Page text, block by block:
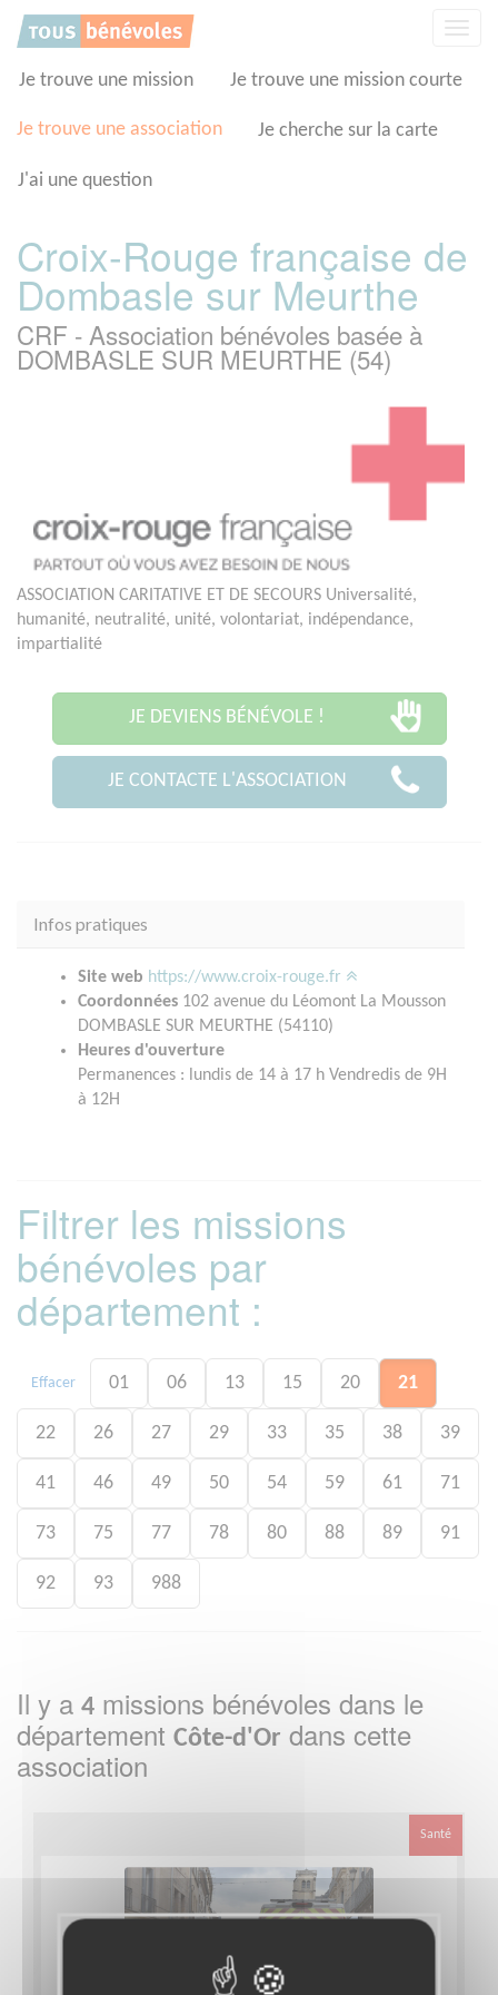
Je trouve une mission Je trouve une mission courte
Je trouve une association Je cherche sur la carte
J'ai une question
Croix-Rouge française de
Dombasle sur Meurthe
CRF - Association bénévoles basée à
DOMBASLE SUR MEURTHE (54)
ASSOCIATION CARITATIVE ET DE SECOURS Universalité,
humanité, neutralité, unité, volontariat, indépendance,
impartialité
JE DEVIENS BÉNÉVOLE !
JE CONTACTE L'ASSOCIATION
Infos pratiques
Site web https://www.croix-rouge.fr
Coordonnées 102 avenue du Léomont La Mousson
DOMBASLE SUR MEURTHE (54110)
Heures d'ouverture
Permanences : lundis de 14 à 17 h Vendredis de 9H
à 12H
Filtrer les missions
bénévoles par
département :
Effacer 01 06 13 15 20 21
22 26 27 29 33 35 38 39
41 46 49 50 54 59 61 71
73 75 77 78 80 88 89 91
92 93 988
Il y a 4 missions bénévoles dans le
département Côte-d'Or dans cette
association
Santé
Panneau de gestion des cookies